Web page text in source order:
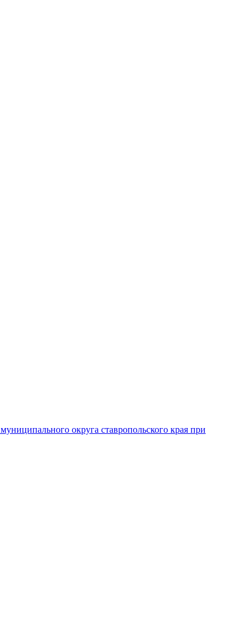
округа ставропольского края при